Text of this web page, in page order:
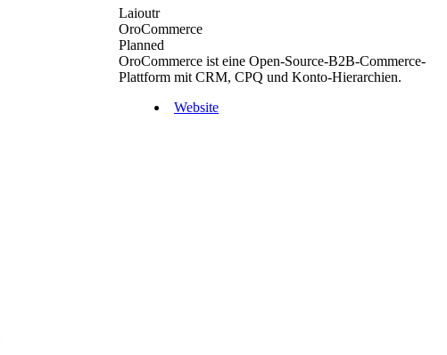
Laioutr
OroCommerce
Planned
OroCommerce ist eine Open-Source-B2B-Commerce-
Plattform mit CRM, CPQ und Konto-Hierarchien.
Website